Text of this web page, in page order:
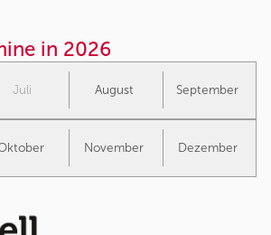
in 2026
Juli August September
November Dezember